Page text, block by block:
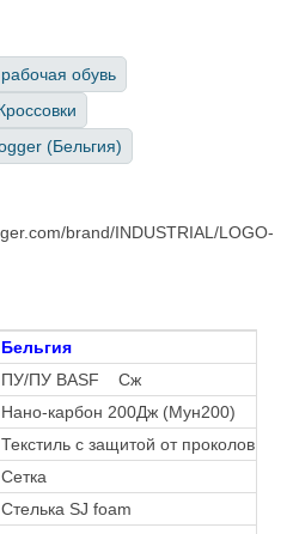
обувь
(Бельгия)
Бельгия
ПУ/ПУ BASF Сж
Нано-карбон 200Дж (Мун200)
Текстиль с защитой от проколов
Сетка
Стелька SJ foam